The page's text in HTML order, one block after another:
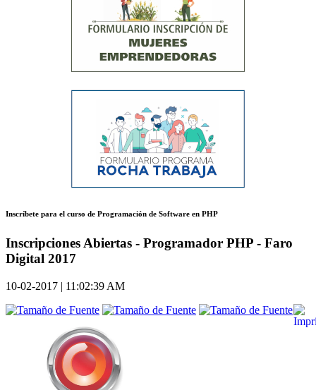
Inscríbete para el curso de Programación de Software en PHP
Inscripciones Abiertas - Programador PHP - Faro
Digital 2017
10-02-2017 | 11:02:39 AM